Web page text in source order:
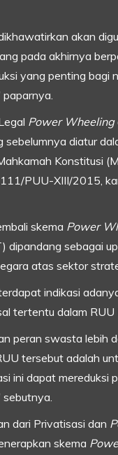
akan
pada akhirnya
yang penting bagi
Power Wheeling
sebelumnya diatur
Konstitusi
PUU-XIII/2015,
skema Power
dipandang sebagai
atas sektor
indikasi
tertentu dalam RUU
peran swasta lebih
tersebut adalah
ini dapat mereduksi
dari Privatisasi dan
skema